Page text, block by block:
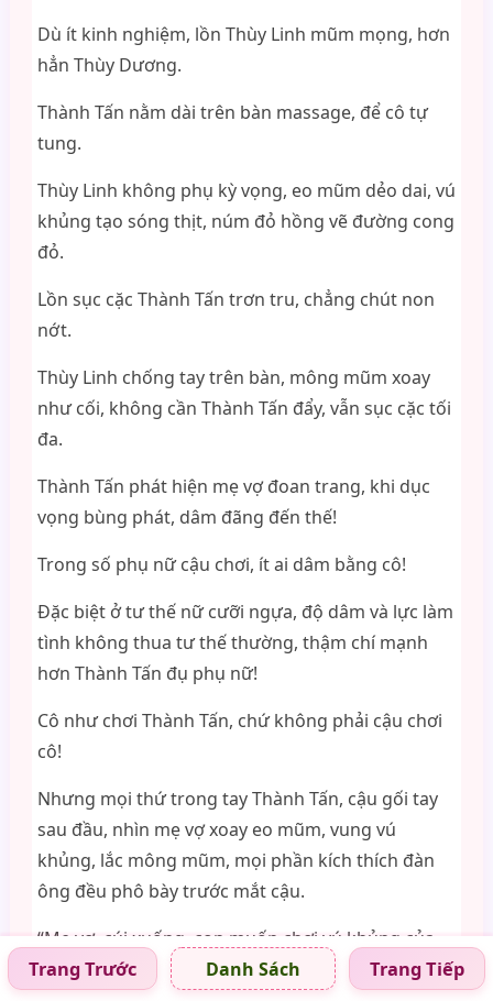
Dù ít kinh nghiệm, lồn Thùy Linh mũm mọng, hơn
hẳn Thùy Dương.
Thành Tấn nằm dài trên bàn massage, để cô tự
tung.
Thùy Linh không phụ kỳ vọng, eo mũm dẻo dai, vú
khủng tạo sóng thịt, núm đỏ hồng vẽ đường cong
đỏ.
Lồn sục cặc Thành Tấn trơn tru, chẳng chút non
nớt.
Thùy Linh chống tay trên bàn, mông mũm xoay
như cối, không cần Thành Tấn đẩy, vẫn sục cặc tối
đa.
Thành Tấn phát hiện mẹ vợ đoan trang, khi dục
vọng bùng phát, dâm đãng đến thế!
Trong số phụ nữ cậu chơi, ít ai dâm bằng cô!
Đặc biệt ở tư thế nữ cưỡi ngựa, độ dâm và lực làm
tình không thua tư thế thường, thậm chí mạnh
hơn Thành Tấn đụ phụ nữ!
Cô như chơi Thành Tấn, chứ không phải cậu chơi
cô!
Nhưng mọi thứ trong tay Thành Tấn, cậu gối tay
sau đầu, nhìn mẹ vợ xoay eo mũm, vung vú
khủng, lắc mông mũm, mọi phần kích thích đàn
ông đều phô bày trước mắt cậu.
“Mẹ vợ, cúi xuống, con muốn chơi vú khủng của
mẹ!” Thành Tấn thô lỗ nói.
Trang Trước Danh Sách Trang Tiếp